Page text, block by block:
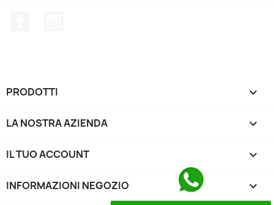
PRODOTTI 
LA NOSTRA AZIENDA 
IL TUO ACCOUNT 
INFORMAZIONI NEGOZIO keyboard_arrow_down